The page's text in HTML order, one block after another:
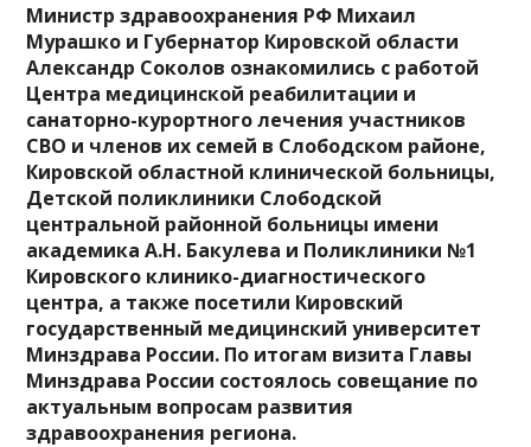
Министр здравоохранения РФ Михаил
Мурашко и Губернатор Кировской области
Александр Соколов ознакомились с работой
Центра медицинской реабилитации и
санаторно-курортного лечения участников
СВО и членов их семей в Слободском районе,
Кировской областной клинической больницы,
Детской поликлиники Слободской
центральной районной больницы имени
академика А.Н. Бакулева и Поликлиники №1
Кировского клинико-диагностического
центра, а также посетили Кировский
государственный медицинский университет
Минздрава России. По итогам визита Главы
Минздрава России состоялось совещание по
актуальным вопросам развития
здравоохранения региона.